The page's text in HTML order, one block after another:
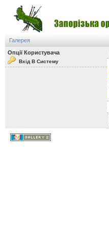
Галерея
Опції Користувача
Вхід В Систему